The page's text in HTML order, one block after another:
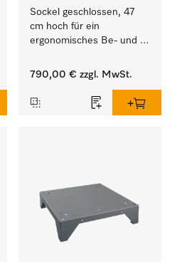
Sockel geschlossen, 47
cm hoch für ein
ergonomisches Be- und
Waschmaschine und
790,00 € zzgl. MwSt.